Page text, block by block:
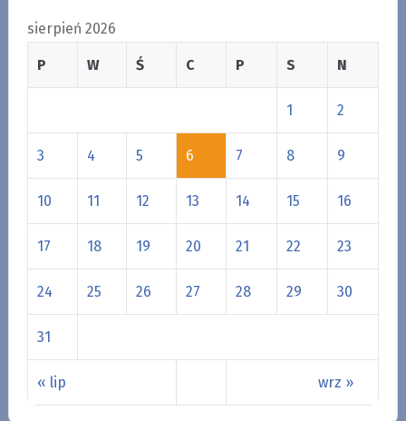
sierpień 2026
P W Ś C P S N
« lip wrz »
1 2
3 4 5 6 7 8 9
10 11 12 13 14 15 16
17 18 19 20 21 22 23
24 25 26 27 28 29 30
31